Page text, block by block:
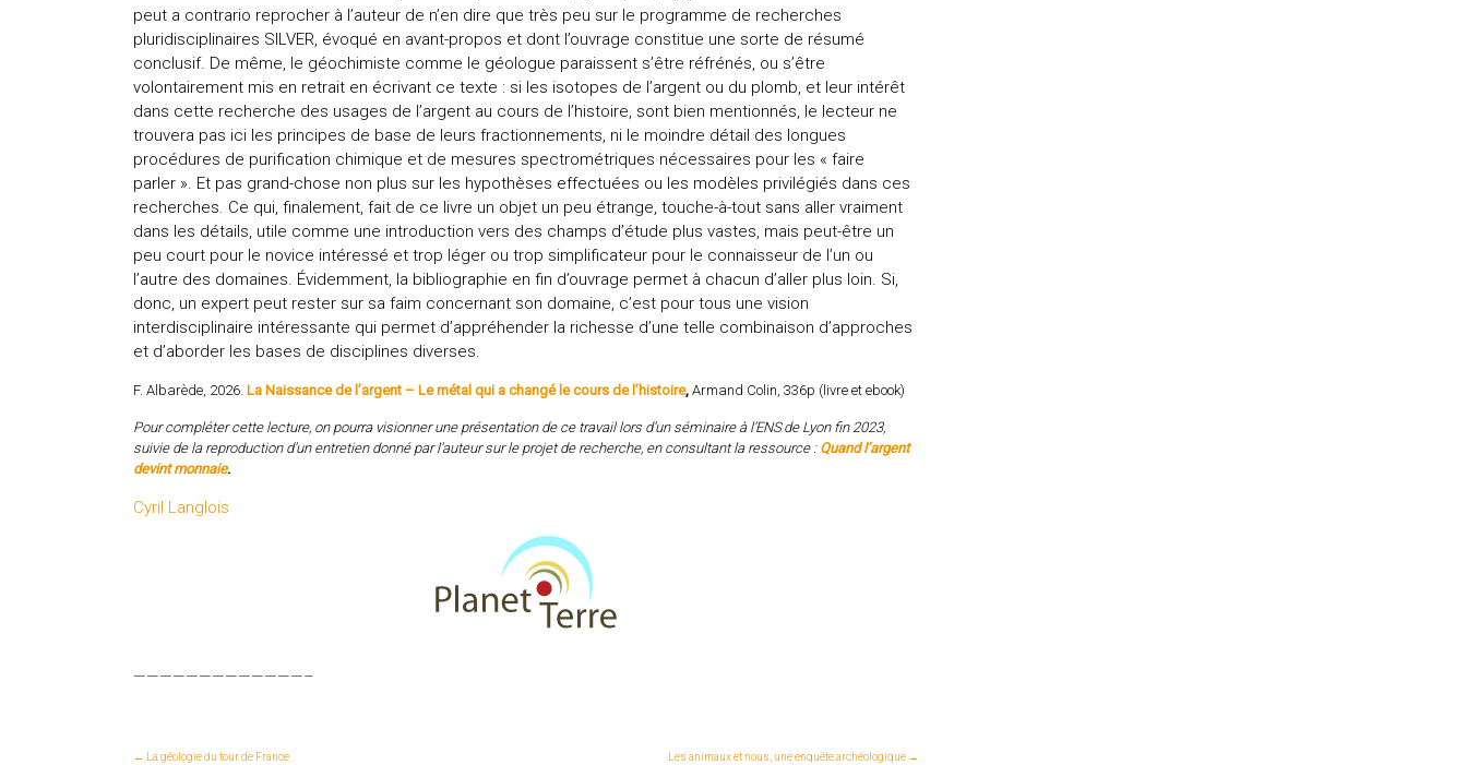
peut a contrario reprocher à l’auteur de n’en dire que très peu sur le programme de recherches
pluridisciplinaires SILVER, évoqué en avant-propos et dont l’ouvrage constitue une sorte de résumé
conclusif. De même, le géochimiste comme le géologue paraissent s’être réfrénés, ou s’être
volontairement mis en retrait en écrivant ce texte : si les isotopes de l’argent ou du plomb, et leur intérêt
dans cette recherche des usages de l’argent au cours de l’histoire, sont bien mentionnés, le lecteur ne
trouvera pas ici les principes de base de leurs fractionnements, ni le moindre détail des longues
procédures de purification chimique et de mesures spectrométriques nécessaires pour les « faire
parler ». Et pas grand-chose non plus sur les hypothèses effectuées ou les modèles privilégiés dans ces
recherches. Ce qui, finalement, fait de ce livre un objet un peu étrange, touche-à-tout sans aller vraiment
dans les détails, utile comme une introduction vers des champs d’étude plus vastes, mais peut-être un
peu court pour le novice intéressé et trop léger ou trop simplificateur pour le connaisseur de l’un ou
l’autre des domaines. Évidemment, la bibliographie en fin d’ouvrage permet à chacun d’aller plus loin. Si,
donc, un expert peut rester sur sa faim concernant son domaine, c’est pour tous une vision
interdisciplinaire intéressante qui permet d’appréhender la richesse d’une telle combinaison d’approches
et d’aborder les bases de disciplines diverses.
F. Albarède, 2026. La Naissance de l’argent – Le métal qui a changé le cours de l’histoire, Armand Colin, 336p (livre et ebook)
Pour compléter cette lecture, on pourra visionner une présentation de ce travail lors d’un séminaire à l’ENS de Lyon fin 2023,
suivie de la reproduction d’un entretien donné par l’auteur sur le projet de recherche, en consultant la ressource : Quand l’argent
devint monnaie.
Cyril Langlois
—————————————–
← La géologie du tour de France Les animaux et nous, une enquête archéologique →